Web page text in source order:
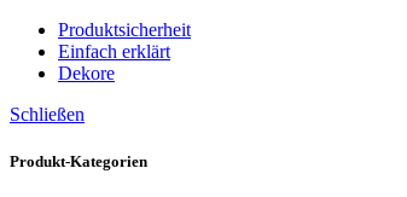
Produktsicherheit
Einfach erklärt
Dekore
Schließen
Produkt-Kategorien